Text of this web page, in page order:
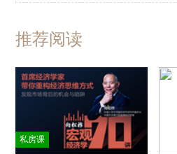
推荐阅读
私房课